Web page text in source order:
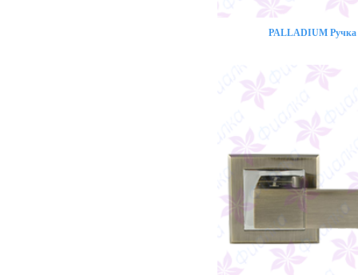
PALLADIUM Ручка